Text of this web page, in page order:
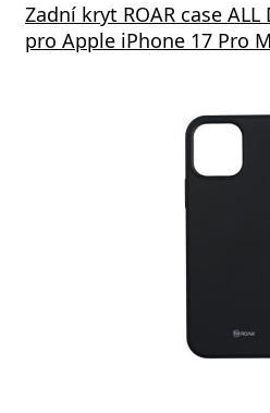
Zadní kryt ROAR case ALL
pro Apple iPhone 17 Pro